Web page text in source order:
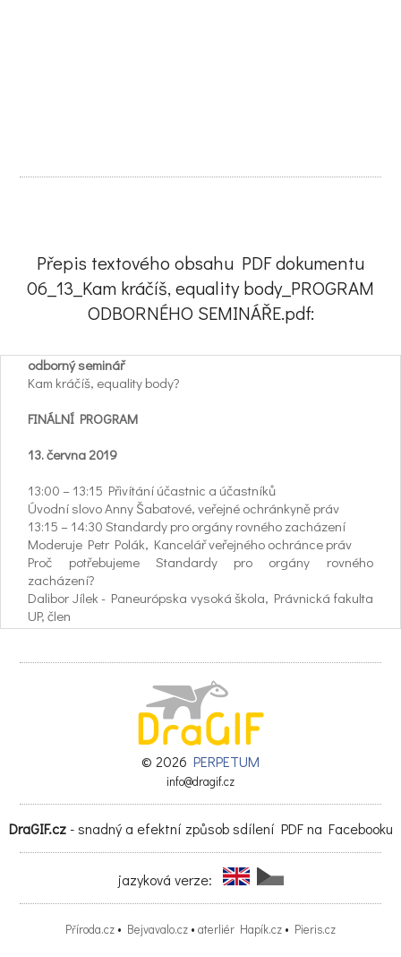
Přepis textového obsahu PDF dokumentu
06_13_Kam kráčíš, equality body_PROGRAM
ODBORNÉHO SEMINÁŘE.pdf:
odborný seminář
Kam kráčíš, equality body?
FINÁLNÍ PROGRAM
13. června 2019
13:00 – 13:15 Přivítání účastnic a účastníků
Úvodní slovo Anny Šabatové, veřejné ochránkyně práv
13:15 – 14:30 Standardy pro orgány rovného zacházení
Moderuje Petr Polák, Kancelář veřejného ochránce práv
Proč potřebujeme Standardy pro orgány rovného
zacházení?
Dalibor Jílek - Paneurópska vysoká škola, Právnická fakulta
UP, člen
Evropské komise proti rasismu a intoleranci – ECRI (2002 –
Tena Šimonović Einwalter – předsedkyně Equinet -
European Network of
Equality Bodies (video prezentace) Ombudsman a
Doporučení Evropské komise
Jakub Tomšej - Právnická fakulta UK, European network of
Česká reakce na evropské soft law
Vít A. Schorm – vládní zmocněnec pro zastupování ČR před
ESLP, Ministerstvo spravedlnosti ČR
Diskuse
14:30 – 14:45 Přestávka
© 2026 PERPETUM
info@dragif.cz
DraGIF.cz- snadný a efektní způsob sdílení PDF na Facebooku
jazyková verze:
Příroda.cz • Bejvavalo.cz • aterliér Hapík.cz • Pieris.cz